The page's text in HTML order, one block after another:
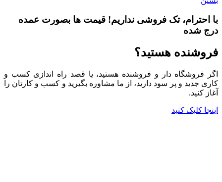
با احترام، تک فروشی نداریم! قیمت ها بصورت عمده
درج شده
فروشنده هستید؟
اگر فروشگاه دار و فروشنده هستید، یا قصد راه اندازی کسب و
کاری جدید و پر سود دارید، از ما مشاوره بگیرید و کسب و کارتان را
آغاز کنید.
اینجا کلیک کنید